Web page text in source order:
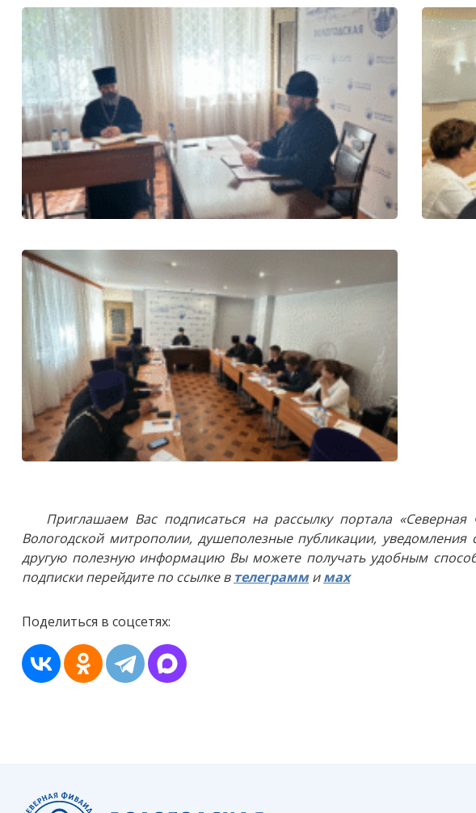
Приглашаем Вас подписаться на рассылку портала
Вологодской митрополии, душеполезные публикации,
другую полезную информацию Вы можете получать удобным
подписки перейдите по ссылке в телеграммимах
Поделиться в соцсетях: